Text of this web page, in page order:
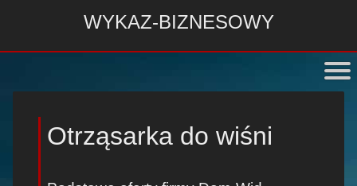
WYKAZ-BIZNESOWY
Otrząsarka do wiśni